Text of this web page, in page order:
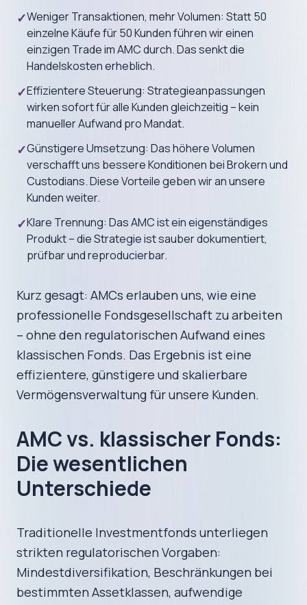
✓Weniger Transaktionen, mehr Volumen: Statt 50
einzelne Käufe für 50 Kunden führen wir einen
einzigen Trade im AMC durch. Das senkt die
Handelskosten erheblich.
✓Effizientere Steuerung: Strategieanpassungen
wirken sofort für alle Kunden gleichzeitig – kein
manueller Aufwand pro Mandat.
✓Günstigere Umsetzung: Das höhere Volumen
verschafft uns bessere Konditionen bei Brokern und
Custodians. Diese Vorteile geben wir an unsere
Kunden weiter.
✓Klare Trennung: Das AMC ist ein eigenständiges
Produkt – die Strategie ist sauber dokumentiert,
prüfbar und reproducierbar.
Kurz gesagt: AMCs erlauben uns, wie eine
professionelle Fondsgesellschaft zu arbeiten
– ohne den regulatorischen Aufwand eines
klassischen Fonds. Das Ergebnis ist eine
effizientere, günstigere und skalierbare
Vermögensverwaltung für unsere Kunden.
AMC vs. klassischer Fonds:
Die wesentlichen
Unterschiede
Traditionelle Investmentfonds unterliegen
strikten regulatorischen Vorgaben:
Mindestdiversifikation, Beschränkungen bei
bestimmten Assetklassen, aufwendige